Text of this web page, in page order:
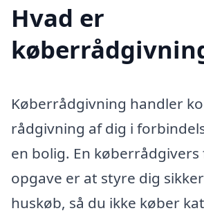
Hvad er
Køberrådgivning handler
rådgivning af dig i
en bolig. En
opgave er at styre dig
huskøb, så du ikke køber